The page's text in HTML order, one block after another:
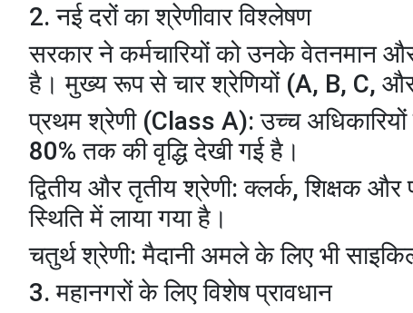
​2. नई दरों का श्रेणीवार विश्लेषण
​सरकार ने कर्मचारियों को उनके वेतनमान
है। मुख्य रूप से चार श्रेणियों (A, B, C, और
​प्रथम श्रेणी (Class A): उच्च
80% तक की वृद्धि देखी गई है।
​द्वितीय और तृतीय श्रेणी: क्लर्क, शिक्षक
स्थिति में लाया गया है।
​चतुर्थ श्रेणी: मैदानी अमले के लिए भी
​3. महानगरों के लिए विशेष प्रावधान